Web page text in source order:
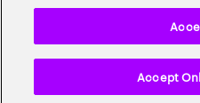
アクセシビリティステートメントサイ
Accept